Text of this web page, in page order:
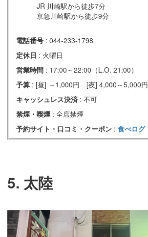
JR 川崎駅から徒歩7分
京急川崎駅から徒歩9分
電話番号 : 044-233-1798
定休日 : 火曜日
営業時間 : 17:00～22:00（L.O. 21:00）
予算 : [昼] ～1,000円 [夜] 4,000～5,000円
キャッシュレス決済 : 不可
禁煙・喫煙 : 全席禁煙
予約サイト・口コミ・クーポン : 食べログ
5. 太陸